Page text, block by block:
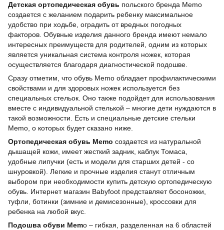
Детская ортопедическая обувь польского бренда Memo
создается с желанием подарить ребенку максимальное
удобство при ходьбе, оградить от вредных погодных
факторов. Обувные изделия данного бренда имеют немало
интересных преимуществ для родителей, одним из которых
является уникальная система контроля ножек, которая
осуществляется благодаря диагностической подошве.
Сразу отметим, что обувь Memo обладает профилактическими
свойствами и для здоровых ножек используется без
специальных стельок. Оно также подойдет для использования
вместе с индивидуальной стелькой – многие дети нуждаются в
такой возможности. Есть и специальные детские стельки
Memo, о которых будет сказано ниже.
Ортопедическая обувь Memo создается из натуральной
дышащей кожи, имеет жесткий задник, каблук Томаса,
удобные липучки (есть и модели для старших детей - со
шнуровкой). Легкие и прочные изделия станут отличным
выбором при необходимости купить детскую ортопедическую
обувь. Интернет магазин Babyfoot представляет босоножки,
туфли, ботинки (зимние и демисезонные), кроссовки для
ребенка на любой вкус.
Подошва обуви Memo – гибкая, разделенная на 6 областей